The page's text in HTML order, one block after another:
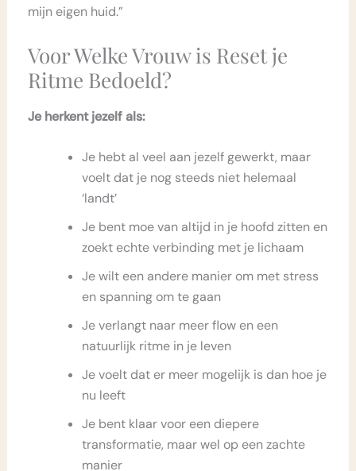
mijn eigen huid.”
Voor Welke Vrouw is Reset je
Ritme Bedoeld?
Je herkent jezelf als:
Je hebt al veel aan jezelf gewerkt, maar
voelt dat je nog steeds niet helemaal
‘landt’
Je bent moe van altijd in je hoofd zitten en
zoekt echte verbinding met je lichaam
Je wilt een andere manier om met stress
en spanning om te gaan
Je verlangt naar meer flow en een
natuurlijk ritme in je leven
Je voelt dat er meer mogelijk is dan hoe je
nu leeft
Je bent klaar voor een diepere
transformatie, maar wel op een zachte
manier